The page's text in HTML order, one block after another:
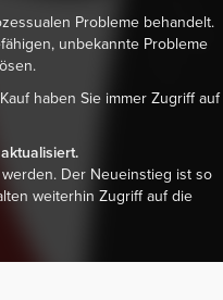
Probleme behandelt.
unbekannte Probleme
haben Sie immer Zugriff auf
Der Neueinstieg ist so
weiterhin Zugriff auf die